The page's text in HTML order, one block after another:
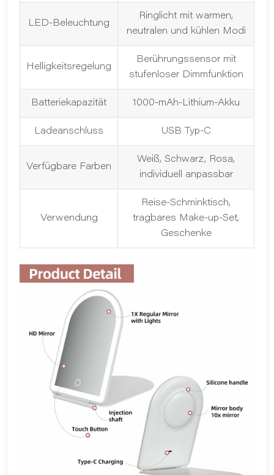
LED-Beleuchtung
Ringlicht mit warmen,
neutralen und kühlen Modi
Helligkeitsregelung
Berührungssensor mit
stufenloser Dimmfunktion
Batteriekapazität 1000-mAh-Lithium-Akku
Ladeanschluss USB Typ-C
Verfügbare Farben
Weiß, Schwarz, Rosa,
individuell anpassbar
Verwendung
Reise-Schminktisch,
tragbares Make-up-Set,
Geschenke